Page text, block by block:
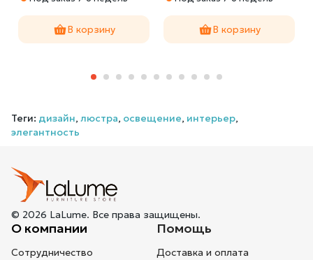
В корзину В корзину
Теги: дизайн, люстра, освещение, интерьер,
элегантность
© 2026 LaLume. Все права защищены.
О компании
Сотрудничество
Помощь
Доставка и оплата